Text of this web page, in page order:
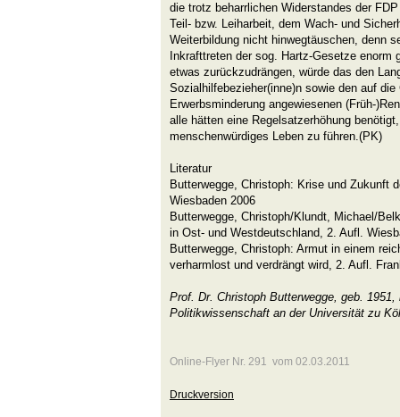
die trotz beharrlichen Widerstandes der
Teil- bzw. Leiharbeit, dem Wach- und
Weiterbildung nicht hinwegtäuschen, denn
Inkrafttreten der sog. Hartz-Gesetze enorm
etwas zurückzudrängen, würde das den
Sozialhilfebezieher(inne)n sowie den auf
Erwerbsminderung angewiesenen (Früh-
alle hätten eine Regelsatzerhöhung
menschenwürdiges Leben zu führen.(PK)
Literatur
Butterwegge, Christoph: Krise und Zukunft
Wiesbaden 2006
Butterwegge, Christoph/Klundt, Michael/
in Ost- und Westdeutschland, 2. Aufl.
Butterwegge, Christoph: Armut in einem
verharmlost und verdrängt wird, 2. Aufl.
Prof. Dr. Christoph Butterwegge, geb. 1951,
Politikwissenschaft an der Universität zu
Online-Flyer Nr. 291 vom 02.03.2011
Druckversion